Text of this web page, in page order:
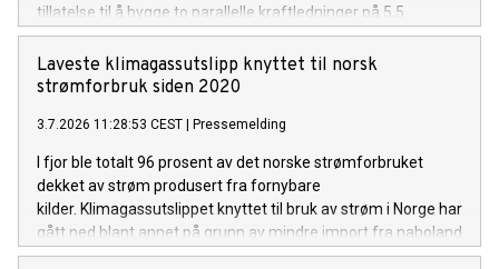
tillatelse til å bygge to parallelle kraftledninger på 5,5
kilometer, for å knytte stasjonen til Herum
transformatorstasjon.
Laveste klimagassutslipp knyttet til norsk
strømforbruk siden 2020
3.7.2026 11:28:53 CEST Pressemelding
I fjor ble totalt 96 prosent av det norske strømforbruket
dekket av strøm produsert fra fornybare
kilder. Klimagassutslippet knyttet til bruk av strøm i Norge har
gått ned blant annet på grunn av mindre import fra naboland
med høyere andel kraftproduksjon med klimautslipp. Det